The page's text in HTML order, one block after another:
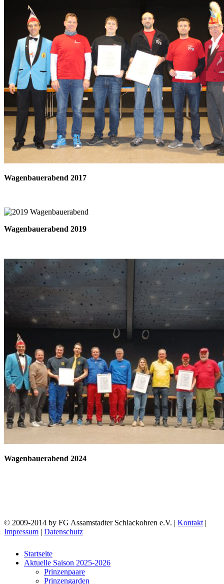
Wagenbauerabend 2017
Wagenbauerabend 2019
Wagenbauerabend 2024
© 2009-2014 by FG Assamstadter Schlackohren e.V. | Kontakt |
Impressum | Datenschutz
Startseite
Aktuelle Saison 2025-2026
Prinzenpaare
Prinzengarden